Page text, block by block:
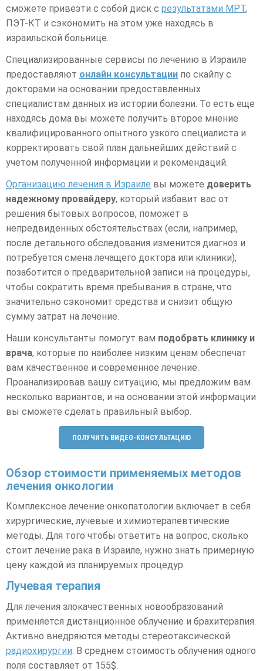
сможете привезти с собой диск с результатами МРТ,
ПЭТ-КТ и сэкономить на этом уже находясь в
израильской больнице.
Специализированные сервисы по лечению в Израиле
предоставляют онлайн консультации по скайпу с
докторами на основании предоставленных
специалистам данных из истории болезни. То есть еще
находясь дома вы можете получить второе мнение
квалифицированного опытного узкого специалиста и
корректировать свой план дальнейших действий с
учетом полученной информации и рекомендаций.
Организацию лечения в Израиле вы можете доверить
надежному провайдеру, который избавит вас от
решения бытовых вопросов, поможет в
непредвиденных обстоятельствах (если, например,
после детального обследования изменится диагноз и
потребуется смена лечащего доктора или клиники),
позаботится о предварительной записи на процедуры,
чтобы сократить время пребывания в стране, что
значительно сэкономит средства и снизит общую
сумму затрат на лечение.
Наши консультанты помогут вам подобрать клинику и
врача, которые по наиболее низким ценам обеспечат
вам качественное и современное лечение.
Проанализировав вашу ситуацию, мы предложим вам
несколько вариантов, и на основании этой информации
вы сможете сделать правильный выбор.
ПОЛУЧИТЬ ВИДЕО-КОНСУЛЬТАЦИЮ
Обзор стоимости применяемых методов
лечения онкологии
Комплексное лечение онкопатологии включает в себя
хирургические, лучевые и химиотерапевтические
методы. Для того чтобы ответить на вопрос, сколько
стоит лечение рака в Израиле, нужно знать примерную
цену каждой из планируемых процедур.
Лучевая терапия
Для лечения злокачественных новообразований
применяется дистанционное облучение и брахитерапия.
Активно внедряются методы стереотаксической
радиохирургии . В среднем стоимость облучения одного
поля составляет от 155$.